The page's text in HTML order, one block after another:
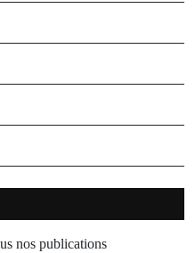
nos publications